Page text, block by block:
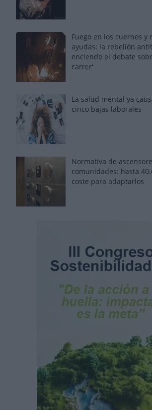
Fuego en los cuernos y
ayudas: la rebelión
enciende el debate
carrer'
La salud mental ya
cinco bajas laborales
Normativa de
comunidades: hasta
coste para adaptarlos